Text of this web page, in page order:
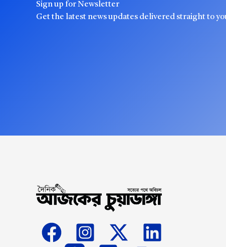
Sign up for Newsletter
Get the latest news updates delivered straight to